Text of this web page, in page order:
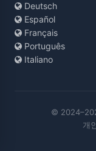
Deutsch
Español
Français
Português
Italiano
©
개